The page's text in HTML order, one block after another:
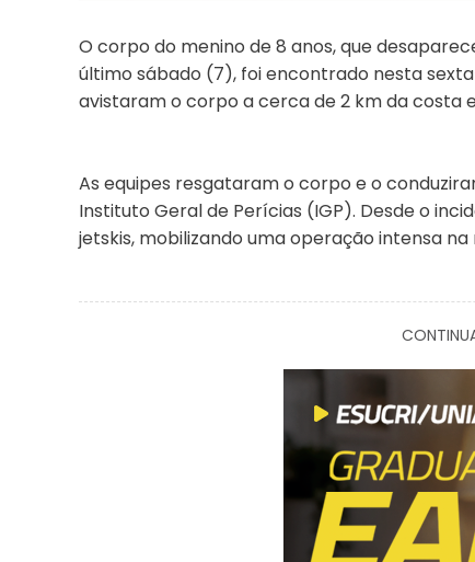
O corpo do menino de 8 anos, que
último sábado (7), foi encontrado nesta
avistaram o corpo a cerca de 2 km da costa
As equipes resgataram o corpo e o
Instituto Geral de Perícias (IGP). Desde o
jetskis, mobilizando uma operação intensa na